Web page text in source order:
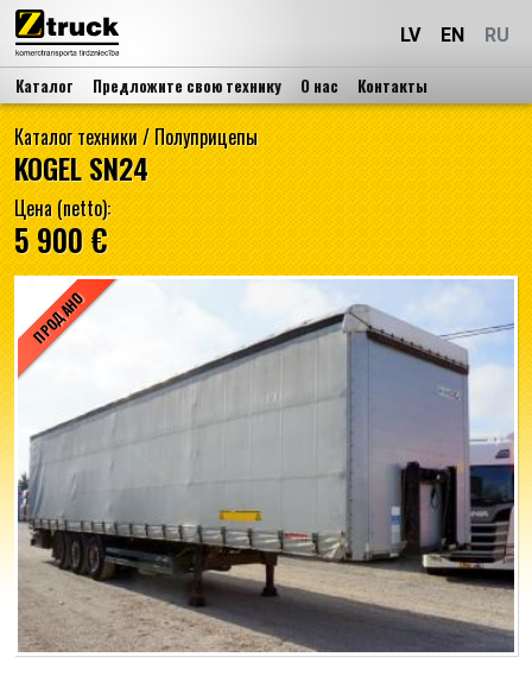
LV EN RU
Каталог Предложите свою технику О нас Контакты
Каталог техники/Полуприцепы
KOGEL SN24
Цена (netto):
5 900 €
ПРОДАНО